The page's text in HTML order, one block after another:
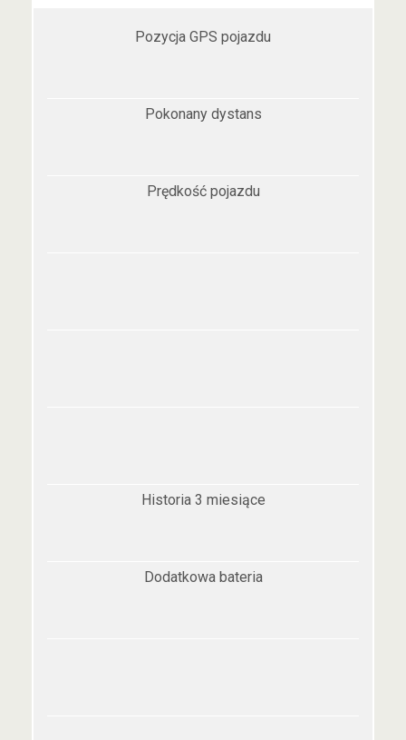
Pozycja GPS pojazdu
Pokonany dystans
Prędkość pojazdu
Historia 3 miesiące
Dodatkowa bateria